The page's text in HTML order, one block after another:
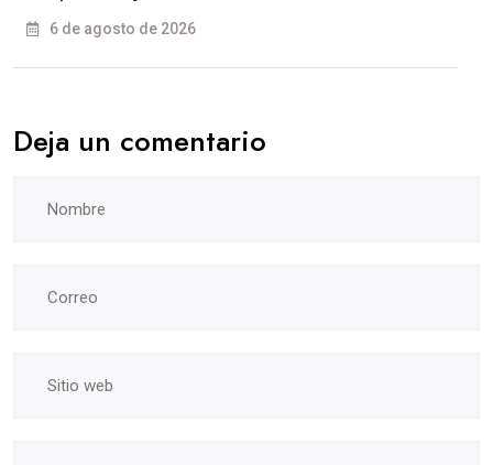
6 de agosto de 2026
Deja un comentario